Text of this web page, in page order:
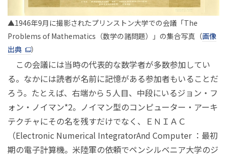
▲1946年9月に撮影されたプリンストン大学での会議「The
Problems of Mathematics（数学の諸問題）」の集合写真（画像
出典
）
この会議には当時の代表的な数学者が多数参加してい
る。なかには読者が名前に記憶がある参加者もいることだ
ろう。たとえば、右端から５人目、中段にいるジョン・フ
ォン・ノイマン*2。ノイマン型のコンピューター・アーキ
テクチャにその名を残すだけでなく、ＥＮＩＡＣ
（Electronic Numerical IntegratorAnd Computer ：最初
期の電子計算機。米陸軍の依頼でペンシルベニア大学のジ